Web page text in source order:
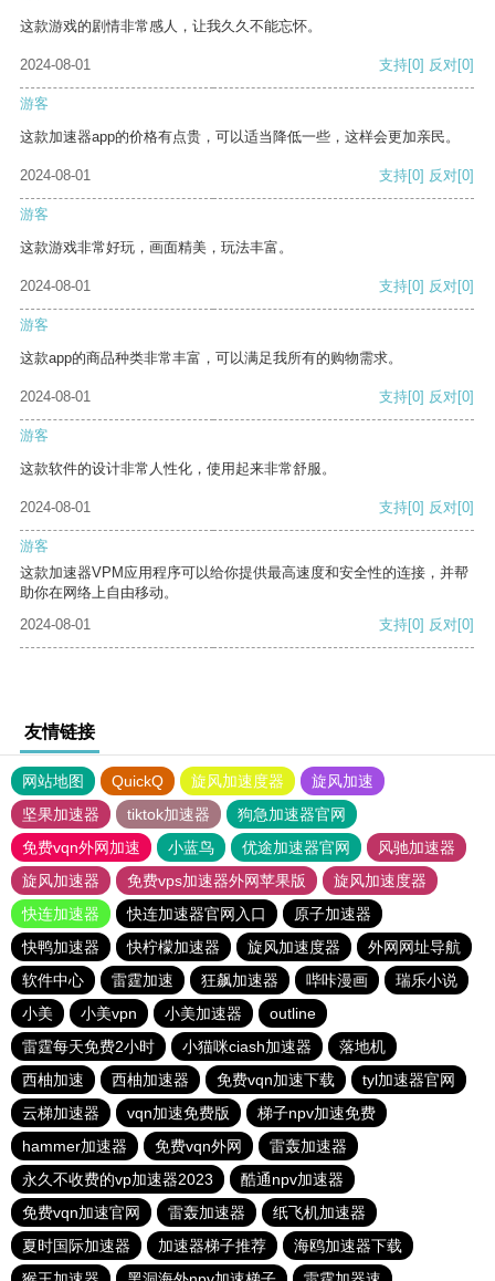
这款游戏的剧情非常感人，让我久久不能忘怀。
2024-08-01 支持[0] 反对[0]
游客
这款加速器app的价格有点贵，可以适当降低一些，这样会更加亲民。
2024-08-01 支持[0] 反对[0]
游客
这款游戏非常好玩，画面精美，玩法丰富。
2024-08-01 支持[0] 反对[0]
游客
这款app的商品种类非常丰富，可以满足我所有的购物需求。
2024-08-01 支持[0] 反对[0]
游客
这款软件的设计非常人性化，使用起来非常舒服。
2024-08-01 支持[0] 反对[0]
游客
这款加速器VPM应用程序可以给你提供最高速度和安全性的连接，并帮
助你在网络上自由移动。
2024-08-01
支持[0] 反对[0]
友情链接
网站地图 QuickQ 旋风加速度器
旋风加速
坚果加速器
tiktok加速器
狗急加速器官网
免费vqn外网加速
小蓝鸟 优途加速器官网
风驰加速器
旋风加速器
免费vps加速器外网苹果版
旋风加速度器
快连加速器
快连加速器官网入口
原子加速器
快鸭加速器
快柠檬加速器 旋风加速度器
外网网址导航
软件中心
雷霆加速 狂飙加速器 哔咔漫画
瑞乐小说
小美
小美vpn 小美加速器
outline
雷霆每天免费2小时
小猫咪ciash加速器
落地机
西柚加速
西柚加速器 免费vqn加速下载
tyl加速器官网
云梯加速器
vqn加速免费版
梯子npv加速免费
hammer加速器
免费vqn外网
雷轰加速器
永久不收费的vp加速器2023
酷通npv加速器
免费vqn加速官网
雷轰加速器
纸飞机加速器
夏时国际加速器
加速器梯子推荐
海鸥加速器下载